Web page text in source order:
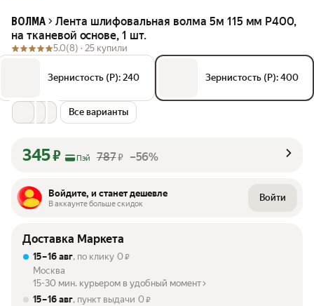
ВОЛМА
Лента шлифовальная волма 5м 115 мм P400,
на тканевой основе, 1 шт.
5.0(8) · 25 купили
Зернистость (P): 240 Зернистость (P): 400
Все варианты
345₽ Пэй 787₽ –56%
Войдите, и станет дешевле
В аккаунте больше скидок
Войти
Доставка Маркета
15 – 16 авг, по клику 0 ₽
Москва
15-30 мин. курьером в удобный момент
15 – 16 авг, пункт выдачи 0 ₽